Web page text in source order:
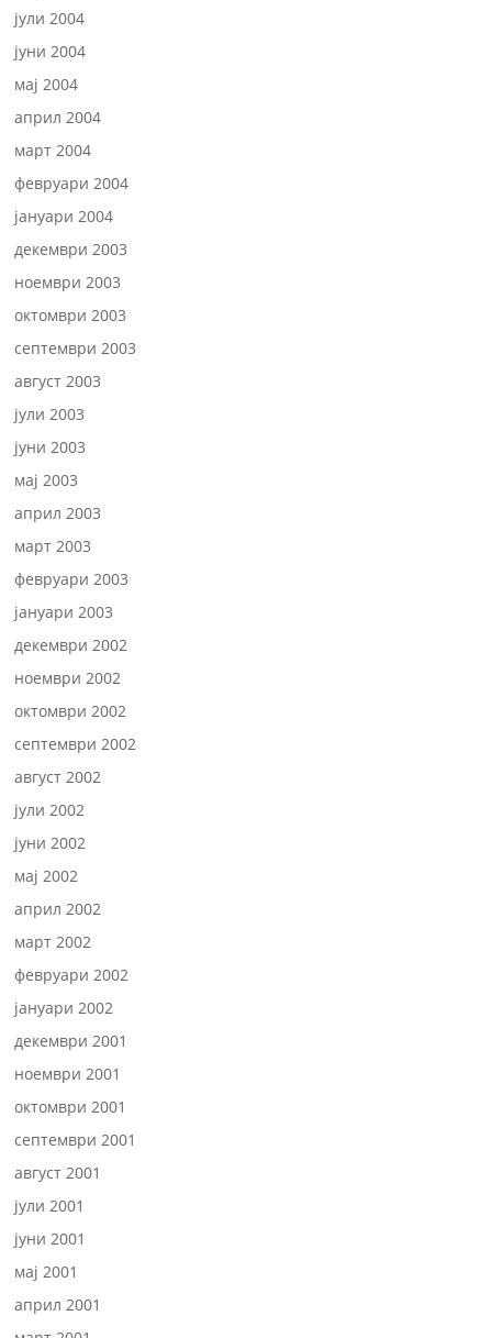
јули 2004
јуни 2004
мај 2004
април 2004
март 2004
февруари 2004
јануари 2004
декември 2003
ноември 2003
октомври 2003
септември 2003
август 2003
јули 2003
јуни 2003
мај 2003
април 2003
март 2003
февруари 2003
јануари 2003
декември 2002
ноември 2002
октомври 2002
септември 2002
август 2002
јули 2002
јуни 2002
мај 2002
април 2002
март 2002
февруари 2002
јануари 2002
декември 2001
ноември 2001
октомври 2001
септември 2001
август 2001
јули 2001
јуни 2001
мај 2001
април 2001